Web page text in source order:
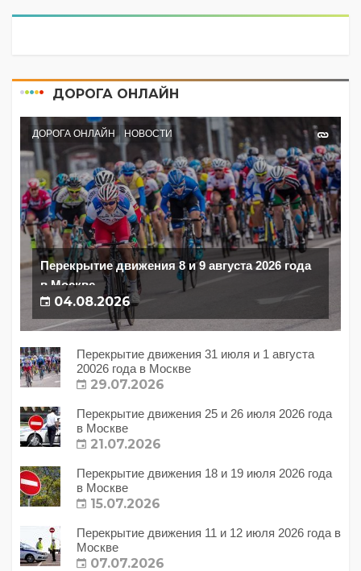
ДОРОГА ОНЛАЙН
ДОРОГА ОНЛАЙН НОВОСТИ
Перекрытие движения 8 и 9 августа 2026 года
в Москве
04.08.2026
Перекрытие движения 31 июля и 1 августа
20026 года в Москве
29.07.2026
Перекрытие движения 25 и 26 июля 2026 года
в Москве
21.07.2026
Перекрытие движения 18 и 19 июля 2026 года
в Москве
15.07.2026
Перекрытие движения 11 и 12 июля 2026 года в
Москве
07.07.2026